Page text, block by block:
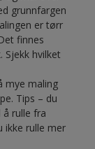
grunnfargen
er tørr
finnes
Sjekk hvilket
mye maling
Tips – du
å rulle fra
ikke rulle mer